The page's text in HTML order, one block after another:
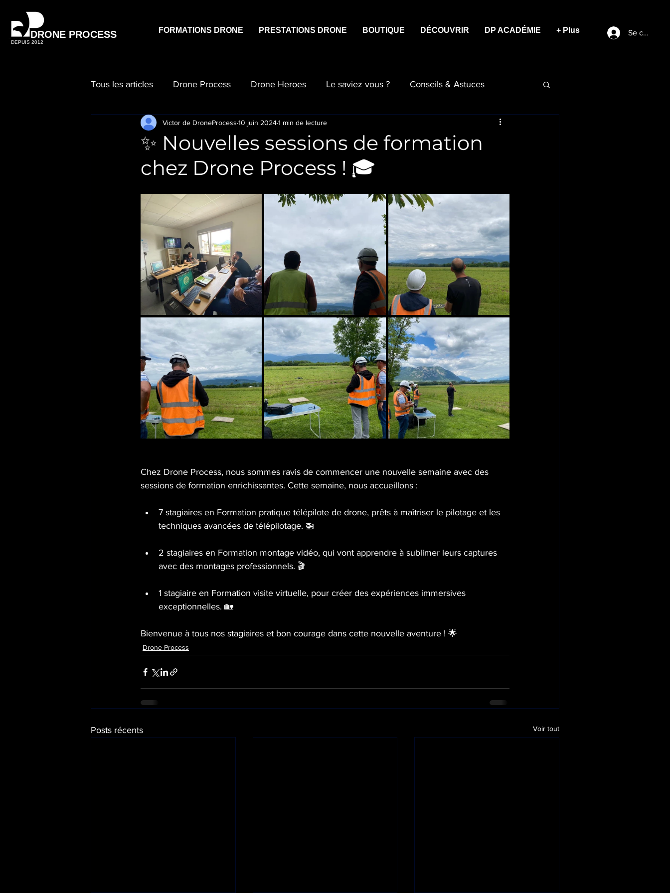
DRONE PROCESS
DEPUIS 2012
FORMATIONS DRONE PRESTATIONS DRONE BOUTIQUE DÉCOUVRIR DP ACADÉMIE + Plus Se
Tous les articles Drone Process Drone Heroes Le saviez vous ? Conseils & Astuces
✨ Nouvelles sessions de formation
chez Drone Process ! 🎓
Victor de DroneProcess 10 juin 20241 min de lecture
Chez Drone Process, nous sommes ravis de commencer une nouvelle semaine avec des
sessions de formation enrichissantes. Cette semaine, nous accueillons :
7 stagiaires en Formation pratique télépilote de drone, prêts à maîtriser le pilotage et les
techniques avancées de télépilotage. 🚁
2 stagiaires en Formation montage vidéo, qui vont apprendre à sublimer leurs captures
avec des montages professionnels. 🎬
1 stagiaire en Formation visite virtuelle, pour créer des expériences immersives
exceptionnelles. 🏡
Bienvenue à tous nos stagiaires et bon courage dans cette nouvelle aventure ! 🌟
Drone Process
Posts récents Voir tout